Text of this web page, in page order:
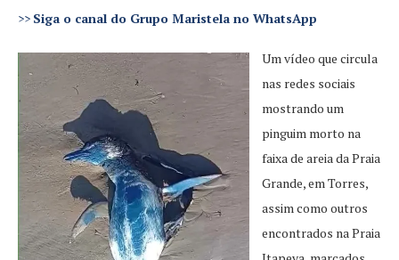
>> Siga o canal do Grupo Maristela no WhatsApp
Um vídeo que circula
nas redes sociais
mostrando um
pinguim morto na
faixa de areia da Praia
Grande, em Torres,
assim como outros
encontrados na Praia